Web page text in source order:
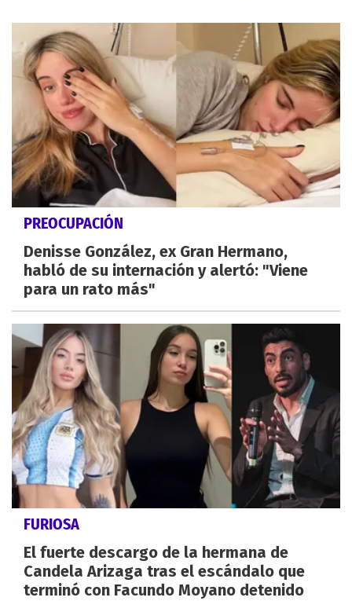
PREOCUPACIÓN
Denisse González, ex Gran Hermano,
habló de su internación y alertó: "Viene
para un rato más"
FURIOSA
El fuerte descargo de la hermana de
Candela Arizaga tras el escándalo que
terminó con Facundo Moyano detenido